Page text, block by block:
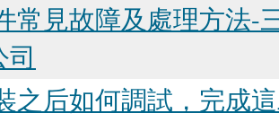
常見故障及處理方法-
之后如何調試，完成